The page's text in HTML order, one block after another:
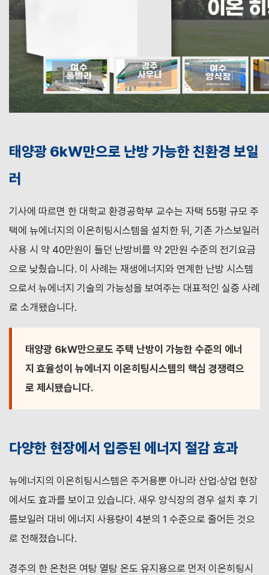
태양광 6kW만으로 난방 가능한 친환경 보일
러
기사에 따르면 한 대학교 환경공학부 교수는 자택 55평 규모 주
택에 뉴에너지의 이온히팅시스템을 설치한 뒤, 기존 가스보일러
사용 시 약 40만원이 들던 난방비를 약 2만원 수준의 전기요금
으로 낮췄습니다. 이 사례는 재생에너지와 연계한 난방 시스템
으로서 뉴에너지 기술의 가능성을 보여주는 대표적인 실증 사례
로 소개됐습니다.
태양광 6kW만으로도 주택 난방이 가능한 수준의 에너
지 효율성이 뉴에너지 이온히팅시스템의 핵심 경쟁력으
로 제시됐습니다.
다양한 현장에서 입증된 에너지 절감 효과
뉴에너지의 이온히팅시스템은 주거용뿐 아니라 산업·상업 현장
에서도 효과를 보이고 있습니다. 새우 양식장의 경우 설치 후 기
름보일러 대비 에너지 사용량이 4분의 1 수준으로 줄어든 것으
로 전해졌습니다.
경주의 한 온천은 여탕 열탕 온도 유지용으로 먼저 이온히팅시